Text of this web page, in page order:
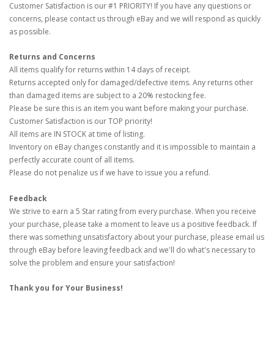
Customer Satisfaction is our #1 PRIORITY! If you have any questions or
concerns, please contact us through eBay and we will respond as quickly
as possible.
Returns and Concerns
All items qualify for returns within 14 days of receipt.
Returns accepted only for damaged/defective items. Any returns other
than damaged items are subject to a 20% restocking fee.
Please be sure this is an item you want before making your purchase.
Customer Satisfaction is our TOP priority!
All items are IN STOCK at time of listing.
Inventory on eBay changes constantly and it is impossible to maintain a
perfectly accurate count of all items.
Please do not penalize us if we have to issue you a refund.
Feedback
We strive to earn a 5 Star rating from every purchase. When you receive
your purchase, please take a moment to leave us a positive feedback. If
there was something unsatisfactory about your purchase, please email us
through eBay before leaving feedback and we'll do what's necessary to
solve the problem and ensure your satisfaction!
Thank you for Your Business!